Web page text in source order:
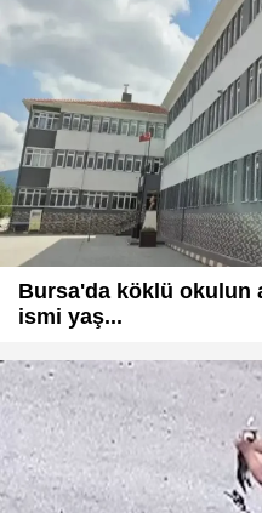
Bursa'da köklü okulun
ismi yaş...